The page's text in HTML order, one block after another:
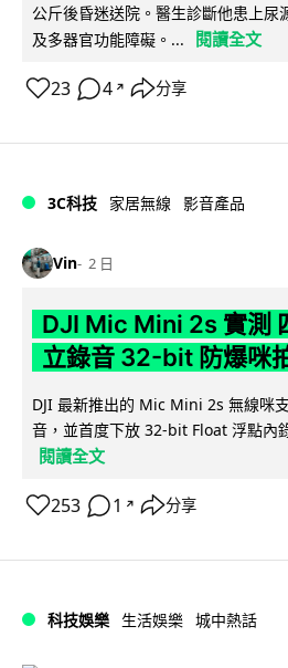
公斤後昏迷送院。醫生診斷他患上尿
及多器官功能障礙。...
閱讀全文
23 4 ↗ 分享
3C科技 家居無線 影音產品
Vin 2 日
DJI Mic Mini 2s 實測
立錄音 32-bit 防爆咪
DJI 最新推出的 Mic Mini 2s 無線咪
音，並首度下放 32-bit Float 浮點內
閱讀全文
253 1 ↗ 分享
科技娛樂 生活娛樂 城中熱話